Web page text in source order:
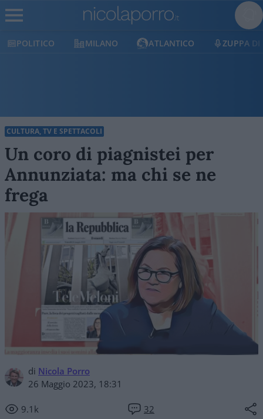
POLITICO MILANO ATLANTICO ZUPPA DI
CULTURA, TV E SPETTACOLI
Un coro di piagnistei per
Annunziata: ma chi se ne
frega
di Nicola Porro
26 Maggio 2023, 18:31
9.1k 32